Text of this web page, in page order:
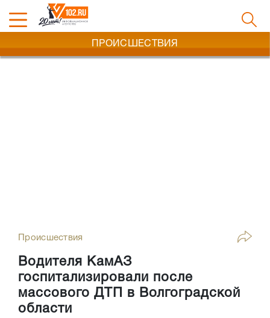
ПРОИСШЕСТВИЯ
Происшествия
Водителя КамАЗ
госпитализировали после
массового ДТП в Волгоградской
области